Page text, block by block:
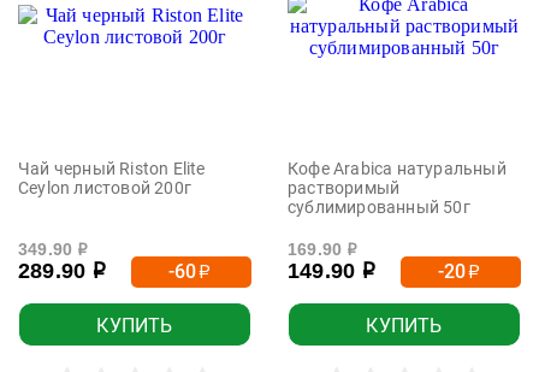
Чай черный Riston Elite
Ceylon листовой 200г
349.90 р
289.90 р -60р
КУПИТЬ
Кофе Arabica натуральный
растворимый
сублимированный 50г
169.90 р
149.90 р -20р
КУПИТЬ